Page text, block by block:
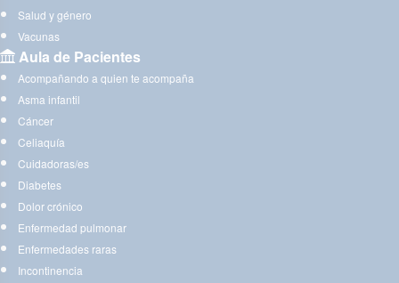
Salud y género
Vacunas
Aula de Pacientes
Acompañando a quien te acompaña
Asma infantil
Cáncer
Celiaquía
Cuidadoras/es
Diabetes
Dolor crónico
Enfermedad pulmonar
Enfermedades raras
Incontinencia